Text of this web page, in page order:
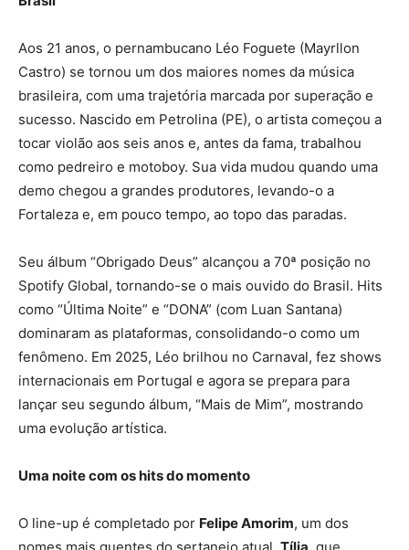
Aos 21 anos, o pernambucano Léo Foguete (Mayrllon
Castro) se tornou um dos maiores nomes da música
brasileira, com uma trajetória marcada por superação e
sucesso. Nascido em Petrolina (PE), o artista começou a
tocar violão aos seis anos e, antes da fama, trabalhou
como pedreiro e motoboy. Sua vida mudou quando uma
demo chegou a grandes produtores, levando-o a
Fortaleza e, em pouco tempo, ao topo das paradas.
Seu álbum “Obrigado Deus” alcançou a 70ª posição no
Spotify Global, tornando-se o mais ouvido do Brasil. Hits
como “Última Noite” e “DONA” (com Luan Santana)
dominaram as plataformas, consolidando-o como um
fenômeno. Em 2025, Léo brilhou no Carnaval, fez shows
internacionais em Portugal e agora se prepara para
lançar seu segundo álbum, “Mais de Mim”, mostrando
uma evolução artística.
Uma noite com os hits do momento
O line-up é completado por Felipe Amorim, um dos
nomes mais quentes do sertanejo atual, Tília , que